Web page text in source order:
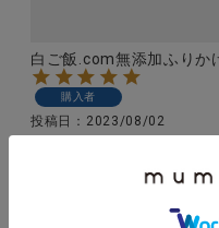
白ご飯.com無添加ふりか
購入者
投稿日 2023/08/02
無添加かついろんな体
味しい！店舗でも何度